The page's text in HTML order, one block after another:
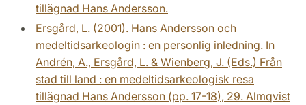
tillägnad Hans Andersson.
Ersgård, L. (2001). Hans Andersson och
medeltidsarkeologin : en personlig inledning. In
Andrén, A., Ersgård, L. & Wienberg, J. (Eds.) Från
stad till land : en medeltidsarkeologisk resa
tillägnad Hans Andersson (pp. 17-18), 29. Almqvist